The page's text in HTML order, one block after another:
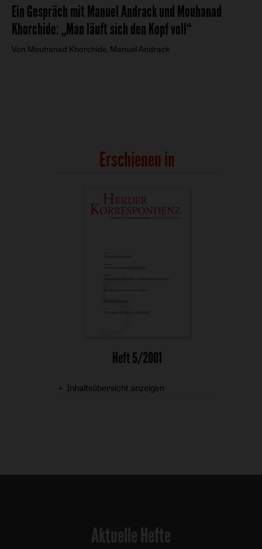
Ein Gespräch mit Manuel Andrack und Mouhanad
Khorchide:„Man läuft sich den Kopf voll“
Von Mouhanad Khorchide, Manuel Andrack
Erschienen in
Heft 5/2001
Inhaltsübersicht anzeigen
Aktuelle Hefte